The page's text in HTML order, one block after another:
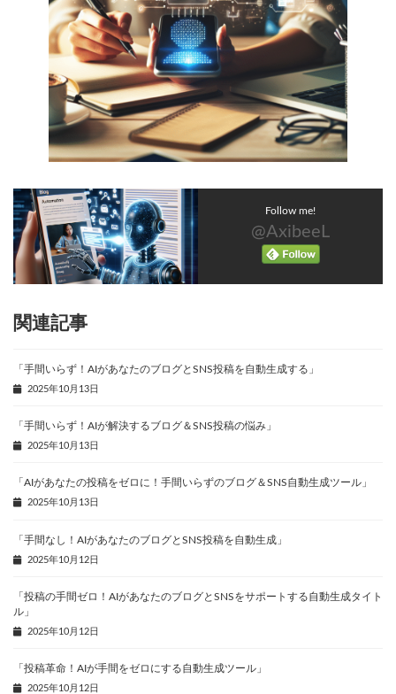
Follow me!
@AxibeeL
関連記事
「手間いらず！AIがあなたのブログとSNS投稿を自動生成する」
2025年10月13日
「手間いらず！AIが解決するブログ＆SNS投稿の悩み」
2025年10月13日
「AIがあなたの投稿をゼロに！手間いらずのブログ＆SNS自動生成ツール」
2025年10月13日
「手間なし！AIがあなたのブログとSNS投稿を自動生成」
2025年10月12日
「投稿の手間ゼロ！AIがあなたのブログとSNSをサポートする自動生成タイト
ル」
2025年10月12日
「投稿革命！AIが手間をゼロにする自動生成ツール」
2025年10月12日